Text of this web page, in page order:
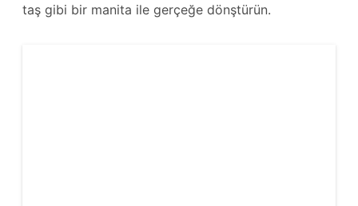
taş gibi bir manita ile gerçeğe dönştürün.